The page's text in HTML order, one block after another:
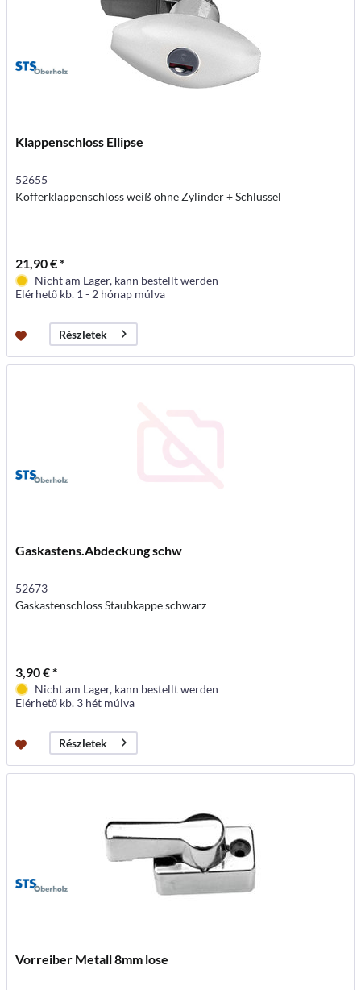
Klappenschloss Ellipse
52655
Kofferklappenschloss weiß ohne Zylinder + Schlüssel
21,90 € *
Nicht am Lager, kann bestellt werden
Elérhető kb. 1 - 2 hónap múlva
Részletek
Gaskastens.Abdeckung schw
52673
Gaskastenschloss Staubkappe schwarz
3,90 € *
Nicht am Lager, kann bestellt werden
Elérhető kb. 3 hét múlva
Részletek
Vorreiber Metall 8mm lose